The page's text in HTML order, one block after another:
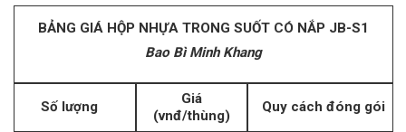
BẢNG GIÁ HỘP NHỰA TRONG SUỐT CÓ NẮP JB-S1
Bao Bì Minh Khang
Số lượng
Giá
(vnđ/thùng)
Quy cách đóng gói